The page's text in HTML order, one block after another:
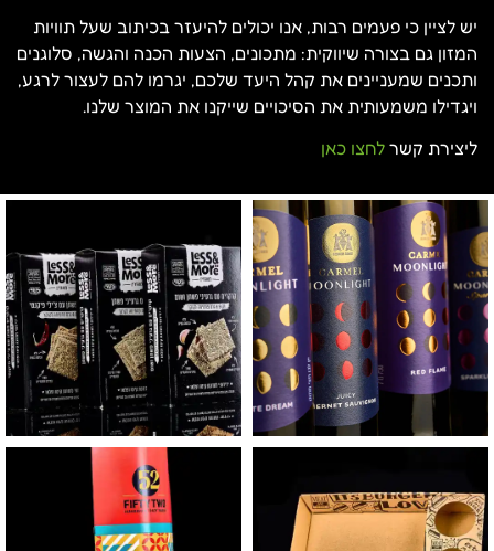
יש לציין כי פעמים רבות, אנו יכולים להיעזר בכיתוב שעל תוויות
המזון גם בצורה שיווקית: מתכונים, הצעות הכנה והגשה, סלוגנים
ותכנים שמעניינים את קהל היעד שלכם, יגרמו להם לעצור לרגע,
ויגדילו משמעותית את הסיכויים שייקנו את המוצר שלנו.
ליצירת קשר לחצו כאן